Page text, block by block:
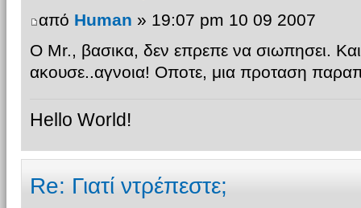
από Human » 19:07 pm 10 09 2007
Ο Mr., βασικα, δεν επρεπε να σιωπησει.
ακουσε..αγνοια! Οποτε, μια προταση
Hello World!
Re: Γιατί ντρέπεστε;